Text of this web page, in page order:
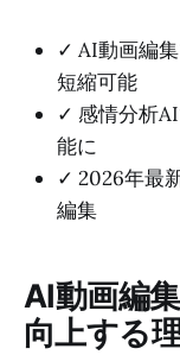
✓ AI動画編
短縮可能
✓ 感情分析
能に
✓ 2026年最
編集
AI動画編
向上する